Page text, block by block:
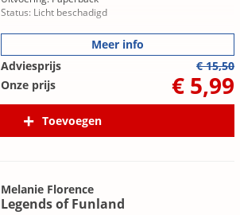
Status: Licht beschadigd
Meer info
Adviesprijs
€ 15,50
Onze prijs
€ 5,99
Toevoegen
Melanie Florence
Legends of Funland